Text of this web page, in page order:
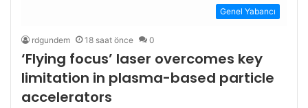
Genel Yabancı
rdgundem 18 saat önce 0
‘Flying focus’ laser overcomes key
limitation in plasma-based particle
accelerators